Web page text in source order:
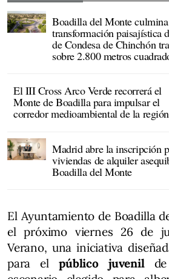
Boadilla del Monte
transformación paisajística
de Condesa de Chinchón
sobre 2.800 metros
El III Cross Arco Verde recorrerá el
Monte de Boadilla para impulsar el
corredor medioambiental de la región
Madrid abre la inscripción
viviendas de alquiler
Boadilla del Monte
El Ayuntamiento de Boadilla
el próximo viernes 26 de
Verano, una iniciativa
para elpúblico juvenil